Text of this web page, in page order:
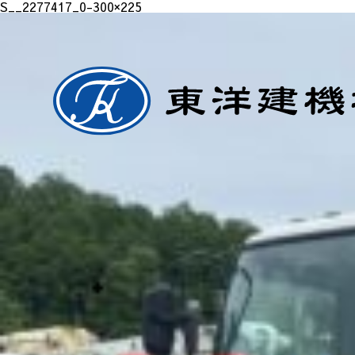
S__2277417_0-300×225